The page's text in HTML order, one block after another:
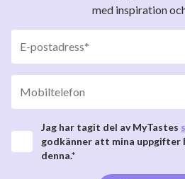
med inspiration
Jag har tagit del av MyTastes
godkänner att mina uppgifter
denna.*